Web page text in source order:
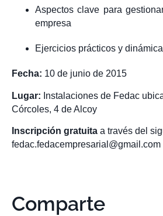
Aspectos clave para
empresa
Ejercicios prácticos y
Fecha: 10 de junio de 2015
Lugar: Instalaciones de Fedac
Córcoles, 4 de Alcoy
Inscripción gratuita a través del
fedac.fedacempresarial@gmail.com
Comparte